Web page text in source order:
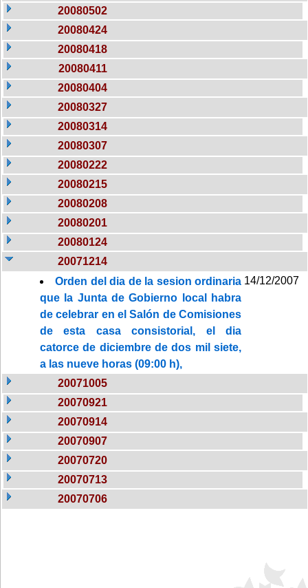
20080502
20080424
20080418
20080411
20080404
20080327
20080314
20080307
20080222
20080215
20080208
20080201
20080124
20071214
Orden del dia de la sesion ordinaria
que la Junta de Gobierno local habra
de celebrar en el Salón de Comisiones
de esta casa consistorial, el dia
catorce de diciembre de dos mil siete,
a las nueve horas (09:00 h),
14/12/2007
20071005
20070921
20070914
20070907
20070720
20070713
20070706